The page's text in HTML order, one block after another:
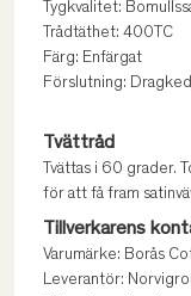
Tygkvalitet:
Trådtäthet: 400TC
Färg: Enfärgat
Förslutning:
Tvättråd
Tvättas i 60 grader.
för att få fram
Tillverkarens
Varumärke: Borås
Leverantör: